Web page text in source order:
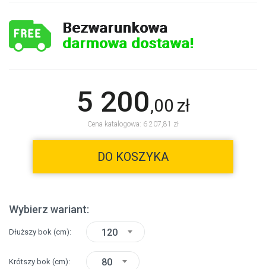
Bezwarunkowa
darmowa dostawa!
5 200,00 zł
Cena katalogowa: 6 207,81 zł
DO KOSZYKA
Wybierz wariant:
Dłuższy bok (cm) 120
Krótszy bok (cm) 80